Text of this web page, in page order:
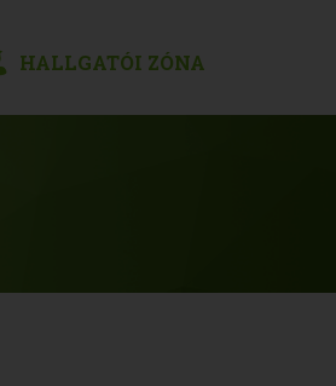
HALLGATÓI ZÓNA